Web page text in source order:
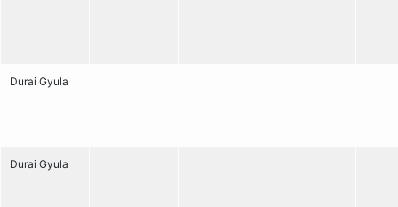
Durai Gyula
Durai Gyula